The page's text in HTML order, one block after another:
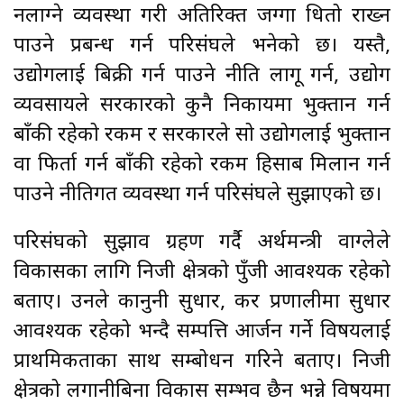
नलाग्ने व्यवस्था गरी अतिरिक्त जग्गा धितो राख्न
पाउने प्रबन्ध गर्न परिसंघले भनेको छ। यस्तै,
उद्योगलाई बिक्री गर्न पाउने नीति लागू गर्न, उद्योग
व्यवसायले सरकारको कुनै निकायमा भुक्तान गर्न
बाँकी रहेको रकम र सरकारले सो उद्योगलाई भुक्तान
वा फिर्ता गर्न बाँकी रहेको रकम हिसाब मिलान गर्न
पाउने नीतिगत व्यवस्था गर्न परिसंघले सुझाएको छ।
परिसंघको सुझाव ग्रहण गर्दै अर्थमन्त्री वाग्लेले
विकासका लागि निजी क्षेत्रको पुँजी आवश्यक रहेको
बताए। उनले कानुनी सुधार, कर प्रणालीमा सुधार
आवश्यक रहेको भन्दै सम्पत्ति आर्जन गर्ने विषयलाई
प्राथमिकताका साथ सम्बोधन गरिने बताए। निजी
क्षेत्रको लगानीबिना विकास सम्भव छैन भन्ने विषयमा